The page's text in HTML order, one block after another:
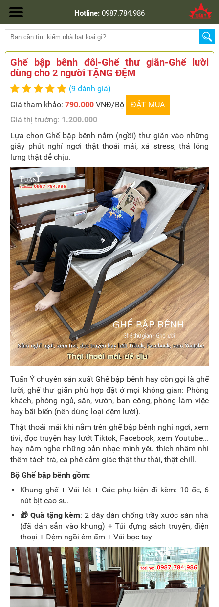
Hotline: 0987.784.986
Ghế bập bênh đôi-Ghế thư giãn-Ghế lười
dùng cho 2 người TẶNG ĐỆM
(9 đánh giá)
Giá tham khảo: 790.000 VNĐ/Bộ
ĐẶT MUA
Giá thị trường: 1.200.000
Lựa chọn Ghế bập bênh nằm (ngồi) thư giãn vào những
giây phút nghỉ ngơi thật thoải mái, xả stress, thả lỏng
lưng thật dễ chịu.
Tuấn Ý chuyên sản xuất Ghế bập bênh hay còn gọi là ghế
lười, ghế thư giãn phù hợp đặt ở mọi không gian: Phòng
khách, phòng ngủ, sân, vườn, ban công, phòng làm việc
hay bãi biển (nên dùng loại đệm lưới).
Thật thoải mái khi nằm trên ghế bập bênh nghỉ ngơi, xem
tivi, đọc truyện hay lướt Tiktok, Facebook, xem Youtube...
hay nằm nghe những bản nhạc mình yêu thích nhâm nhi
thêm tách trà, cà phê cảm giác thật thư thái, thật chill.
Bộ Ghế bập bênh gồm:
Khung ghế + Vải lót + Các phụ kiện đi kèm: 10 ốc, 6
nút bịt cao su.
🎁Quà tặng kèm: 2 dây dán chống trầy xước sàn nhà
(đã dán sẵn vào khung) + Túi đựng sách truyện, điện
thoại + Đệm ngồi êm ấm + Vải bọc tay